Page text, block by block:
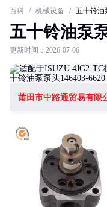
百科 / 机械设备 / 五十铃油
五十铃油泵
更新时间：2026-07-06
莆田市中路通贸易有限